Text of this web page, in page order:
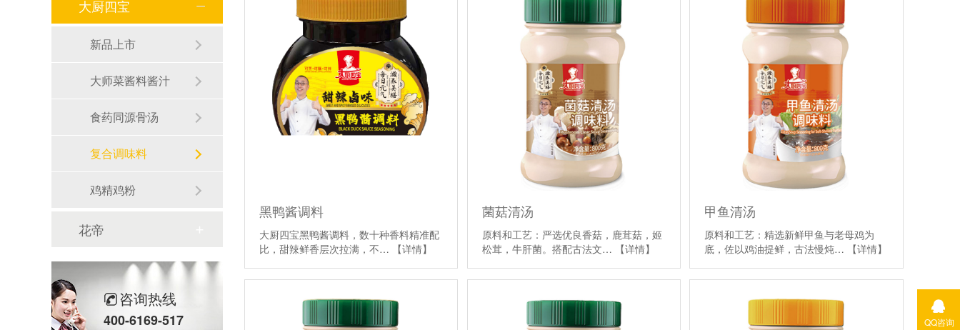
黑鸭酱调料
大厨四宝黑鸭酱调料，数十种香料精准配
比，甜辣鲜香层次拉满，不…
【详情】
菌菇清汤
原料和工艺：严选优良香菇，鹿茸菇，姬
松茸，牛肝菌。搭配古法文…
【详情】
甲鱼清汤
原料和工艺：精选新鲜甲鱼与老母鸡为
底，佐以鸡油提鲜，古法慢炖…
【详情】
大厨四宝
新品上市
大师菜酱料酱汁
食药同源骨汤
复合调味料
鸡精鸡粉
花帝
咨询热线
400-6169-517 QQ咨询